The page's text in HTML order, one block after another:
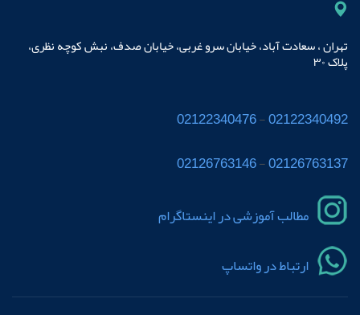
تهران ، سعادت آباد، خیابان سرو غربی، خیابان صدف، نبش کوچه نظری،
پلاک ٣٠
02122340492
-
02122340476
02126763137
-
02126763146
مطالب آموزشی در اینستاگرام
ارتباط در واتساپ